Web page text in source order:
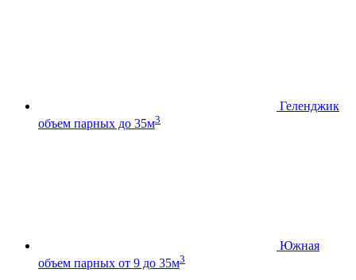
Геленджик
объем парных до 35м3
Южная
объем парных от 9 до 35м3